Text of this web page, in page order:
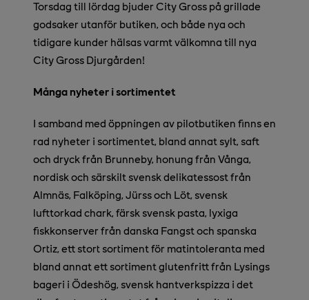
Torsdag till lördag bjuder City Gross på grillade
godsaker utanför butiken, och både nya och
tidigare kunder hälsas varmt välkomna till nya
City Gross Djurgården!
Många nyheter i sortimentet
I samband med öppningen av pilotbutiken finns en
rad nyheter i sortimentet, bland annat sylt, saft
och dryck från Brunneby, honung från Vånga,
nordisk och särskilt svensk delikatessost från
Almnäs, Falköping, Jürss och Löt, svensk
lufttorkad chark, färsk svensk pasta, lyxiga
fiskkonserver från danska Fangst och spanska
Ortiz, ett stort sortiment för matintoleranta med
bland annat ett sortiment glutenfritt från Lysings
bageri i Ödeshög, svensk hantverkspizza i det